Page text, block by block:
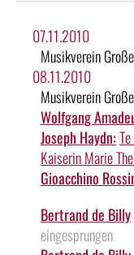
07.11.2010
Musikverein
08.11.2010
Musikverein
Wolfgang
Joseph Haydn:
Kaiserin Marie
Gioacchino
Bertrand de Billy
eingesprungen